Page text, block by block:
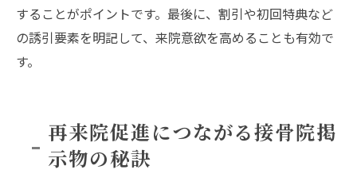
することがポイントです。最後に、割引や初回特典など
の誘引要素を明記して、来院意欲を高めることも有効で
す。
再来院促進につながる接骨院掲
示物の秘訣